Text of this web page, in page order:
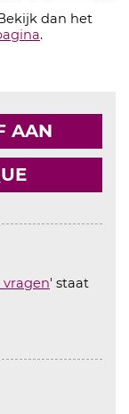
dan het
.
AAN
vragen' staat